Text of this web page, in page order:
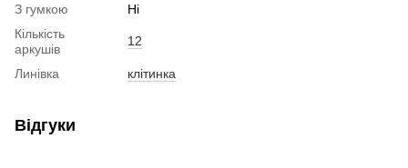
З гумкою
Ні
Кількість
аркушів
12
Линівка клітинка
Відгуки